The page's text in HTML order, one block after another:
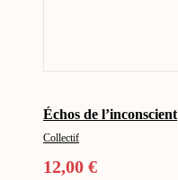
Échos de l’inconscient
Collectif
12,00 €